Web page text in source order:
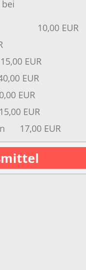
10,00 EUR
15,00 EUR
EUR
EUR
15,00 EUR
17,00 EUR